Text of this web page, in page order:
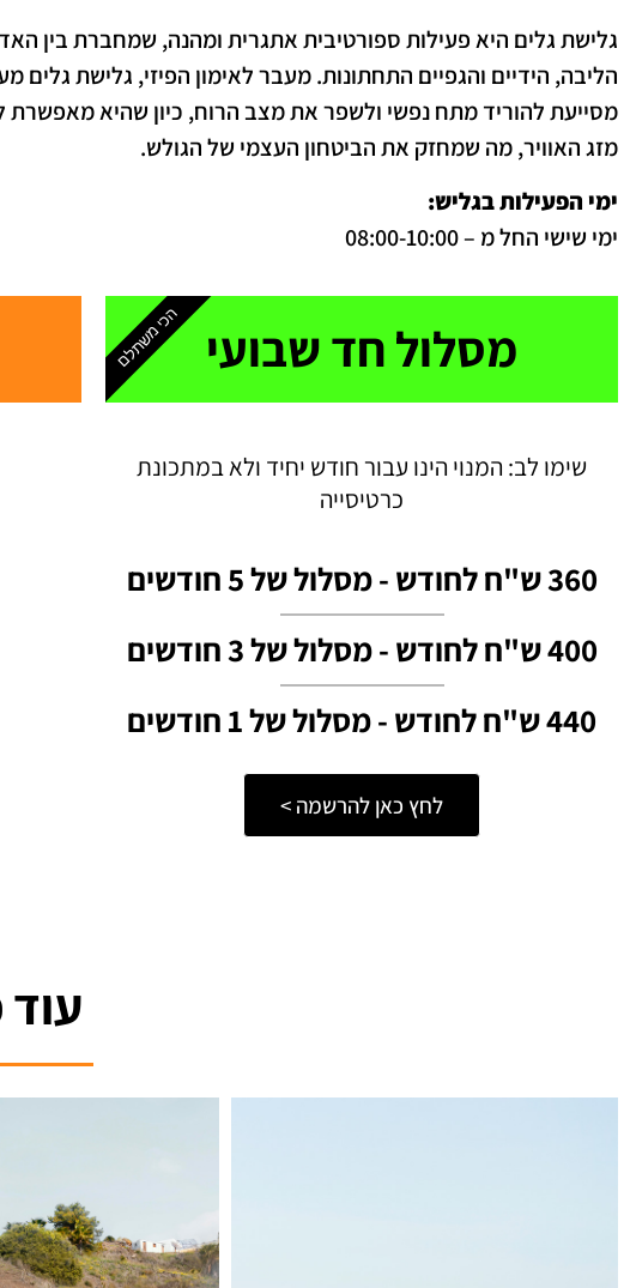
גלישת גלים היא פעילות ספורטיבית אתגרית ומהנה, שמחברת בין
הליבה, הידיים והגפיים התחתונות. מעבר לאימון הפיזי, גלישת
מסייעת להוריד מתח נפשי ולשפר את מצב הרוח, כיון שהיא
מזג האוויר, מה שמחזק את הביטחון העצמי של הגולש.
ימי הפעילות בגליש:
ימי שישי החל מ – 08:00-10:00
מסלול חד שבועי
שימו לב: המנוי הינו עבור חודש יחיד ולא במתכונת
כרטיסייה
360 ש"ח לחודש - מסלול של 5 חודשים
400 ש"ח לחודש - מסלול של 3 חודשים
440 ש"ח לחודש - מסלול של 1 חודשים
לחץ כאן להרשמה >
הכי משתלם